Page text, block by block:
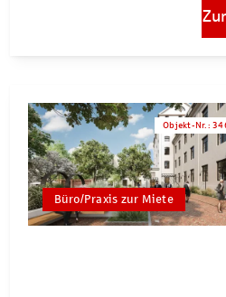
Büro/Praxis zur Miete
Objekt-Nr. :